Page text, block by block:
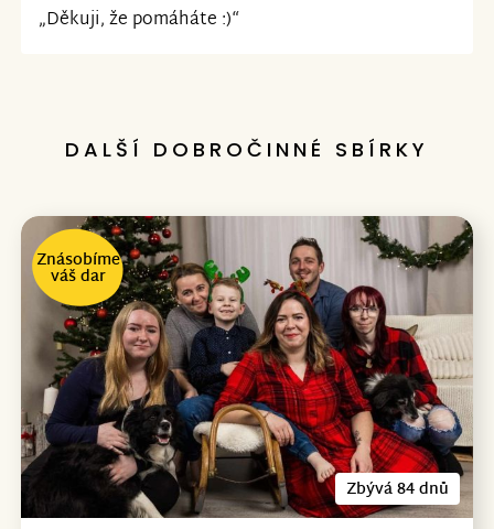
„Děkuji, že pomáháte :)“
DALŠÍ DOBROČINNÉ SBÍRKY
Zbývá 84 dnů
Znásobíme
váš dar